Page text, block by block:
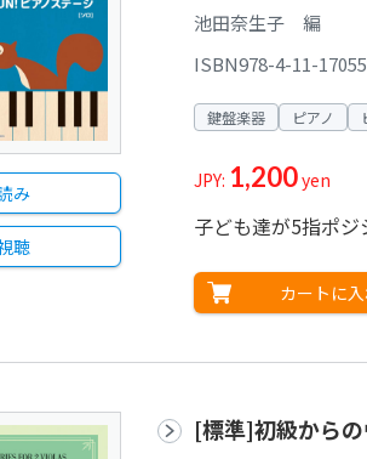
み
聴
池田奈生子 編
ISBN978-4-11-
鍵盤楽器 ピアノ
JPY: 1,200yen
子ども達が5指ポジ
カートに
[標準]初級から